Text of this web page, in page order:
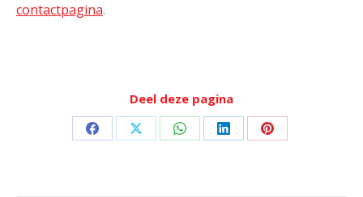
contactpagina.
Deel deze pagina
Deel
Deel
Deel
Deel
Deel